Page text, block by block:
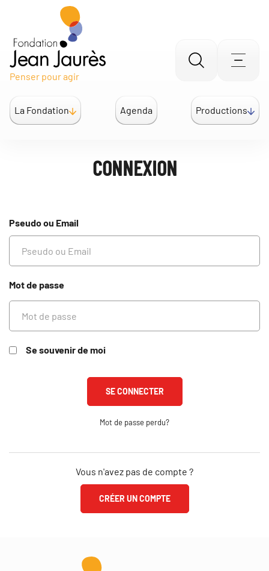
Gestion des traceurs
Penser pour agir
Aller
la
recherche
La Fondation Agenda Productions
CONNEXION
Pseudo ou Email
Mot de passe
Se souvenir de moi
Mot de passe perdu?
Vous n'avez pas de compte ?
CRÉER UN COMPTE